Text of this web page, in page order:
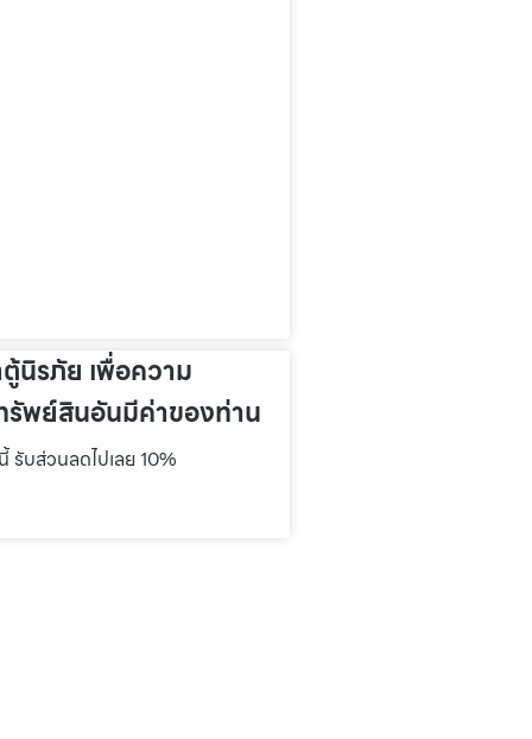
ตู้นิรภัย เพื่อความ
พย์สินอันมีค่าของท่าน
รับส่วนลดไปเลย 10%